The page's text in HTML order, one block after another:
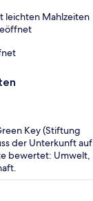
leichten Mahlzeiten
Key (Stiftung
der Unterkunft auf
bewertet: Umwelt,